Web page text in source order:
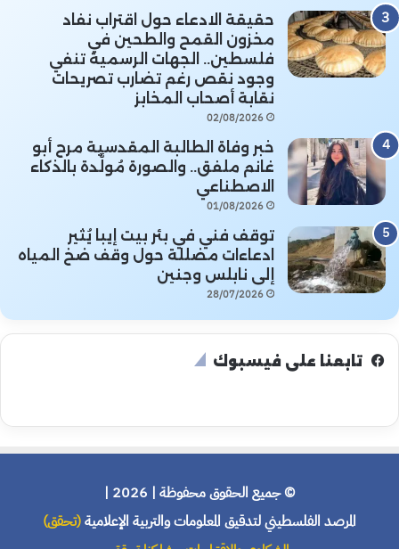
حقيقة الادعاء حول اقتراب نفاد
مخزون القمح والطحين في
فلسطين.. الجهات الرسمية تنفي
وجود نقص رغم تضارب تصريحات
نقابة أصحاب المخابز
02/08/2026
خبر وفاة الطالبة المقدسية مرح أبو
غانم ملفق.. والصورة مُولَّدة بالذكاء
الاصطناعي
01/08/2026
توقف فني في بئر بيت إيبا يُثير
ادعاءات مضللة حول وقف ضخ المياه
إلى نابلس وجنين
28/07/2026
تابعنا على فيسبوك
© جميع الحقوق محفوظة | 2026 |
المرصد الفلسطيني لتدقيق المعلومات والتربية الإعلامية(تحقق)